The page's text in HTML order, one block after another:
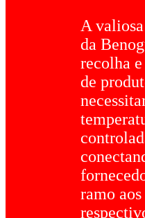
A
da
recolha
de
ramo aos